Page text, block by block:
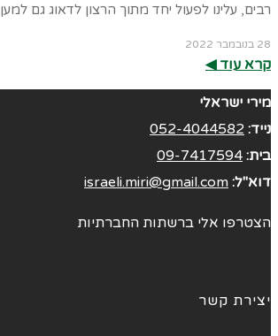
רבים, עלינו לפעול יחד מתוך הרצון לדאוג גם למען
28 בנובמבר 2022
קרא עוד ◀︎
מירי ישראלי
נייד: 052-4044582
בית: 09-7417594
דוא"ל: israeli.miri@gmail.com
הצטרפו אלי ברשתות החברתיות
יצירת קשר